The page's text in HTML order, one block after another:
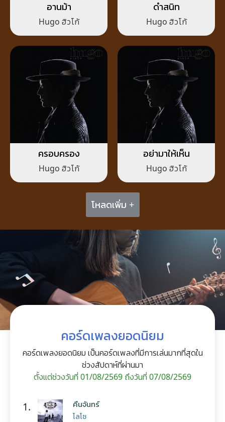
อานม้า
Hugo ฮิวโก้
ดำสนิท
Hugo ฮิวโก้
ครอบครอง
Hugo ฮิวโก้
อย่ามาให้เห็น
Hugo ฮิวโก้
โหลดเพิ่ม +
คอร์ดเพลงยอดนิยม
คอร์ดเพลงยอดนิยม เป็นคอร์ดเพลงที่มีการเล่นมากที่สุดใน
ช่วงสัปดาห์ที่ผ่านมา
ตั้งแต่ช่วงวันที่ 01/08/2569 ถึงวันที่ 07/08/2569
1. คืนจันทร์
โลโซ